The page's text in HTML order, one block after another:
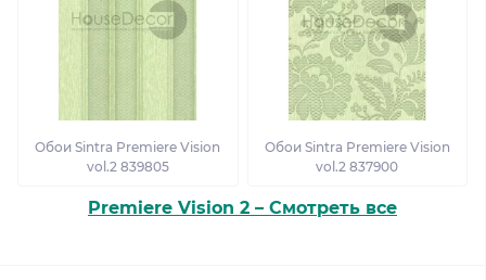
Обои Sintra Premiere Vision
vol.2 839805
Обои Sintra Premiere Vision
vol.2 837900
Premiere Vision 2 – Смотреть все